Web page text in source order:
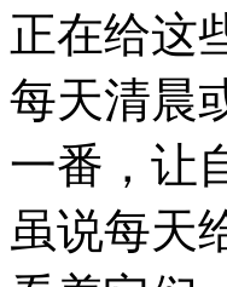
新疆东部遭强沙尘
男子假扮"小姐" 嫖
山西运城恶犬咬伤
正在给这
每天清晨
一番，让
虽说每天